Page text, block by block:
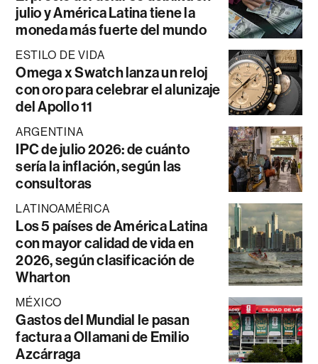
julio y América Latina tiene la
moneda más fuerte del mundo
ESTILO DE VIDA
Omega x Swatch lanza un reloj
con oro para celebrar el alunizaje
del Apollo 11
ARGENTINA
IPC de julio 2026: de cuánto
sería la inflación, según las
consultoras
LATINOAMÉRICA
Los 5 países de América Latina
con mayor calidad de vida en
2026, según clasificación de
Wharton
MÉXICO
Gastos del Mundial le pasan
factura a Ollamani de Emilio
Azcárraga